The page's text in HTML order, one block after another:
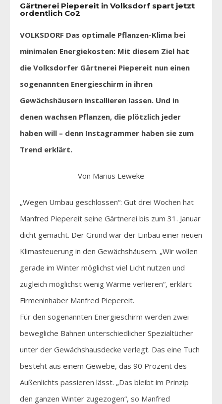
Gärtnerei Piepereit in Volksdorf spart jetzt
ordentlich Co2
VOLKSDORF Das optimale Pflanzen-Klima bei
minimalen Energiekosten: Mit diesem Ziel hat
die Volksdorfer Gärtnerei Piepereit nun einen
sogenannten Energieschirm in ihren
Gewächshäusern installieren lassen. Und in
denen wachsen Pflanzen, die plötzlich jeder
haben will – denn Instagrammer haben sie zum
Trend erklärt.
Von Marius Leweke
„Wegen Umbau geschlossen“: Gut drei Wochen hat
Manfred Piepereit seine Gärtnerei bis zum 31. Januar
dicht gemacht. Der Grund war der Einbau einer neuen
Klimasteuerung in den Gewächshäusern. „Wir wollen
gerade im Winter möglichst viel Licht nutzen und
zugleich möglichst wenig Wärme verlieren“, erklärt
Firmeninhaber Manfred Piepereit.
Für den sogenannten Energieschirm werden zwei
bewegliche Bahnen unterschiedlicher Spezialtücher
unter der Gewächshausdecke verlegt. Das eine Tuch
besteht aus einem Gewebe, das 90 Prozent des
Außenlichts passieren lässt. „Das bleibt im Prinzip
den ganzen Winter zugezogen“, so Manfred